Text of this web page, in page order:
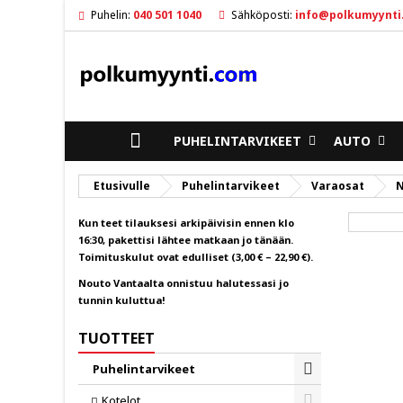
Puhelin: 040 501 1040 Sähköposti:
ETUSIVULLE
PUHELINTARVIKEET AUTO
Etusivulle Puhelintarvikeet Varaosat
Kun teet tilauksesi arkipäivisin ennen klo
16:30, pakettisi lähtee matkaan jo tänään.
Toimituskulut ovat edulliset (3,00 € – 22,90 €).
Nouto Vantaalta onnistuu halutessasi jo
tunnin kuluttua!
TUOTTEET
Puhelintarvikeet
Toggle